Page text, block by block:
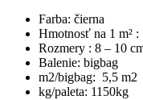
Farba: čierna
Hmotnosť na 1 m² :
Rozmery : 8 – 10
Balenie: bigbag
m2/bigbag: 5,5 m2
kg/paleta: 1150kg